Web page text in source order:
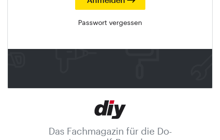
Passwort vergessen
Das Fachmagazin für die Do-